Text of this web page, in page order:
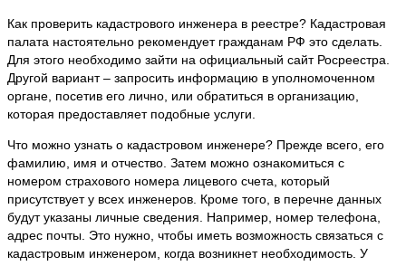
Как проверить кадастрового инженера в реестре? Кадастровая
палата настоятельно рекомендует гражданам РФ это сделать.
Для этого необходимо зайти на официальный сайт Росреестра.
Другой вариант – запросить информацию в уполномоченном
органе, посетив его лично, или обратиться в организацию,
которая предоставляет подобные услуги.
Что можно узнать о кадастровом инженере? Прежде всего, его
фамилию, имя и отчество. Затем можно ознакомиться с
номером страхового номера лицевого счета, который
присутствует у всех инженеров. Кроме того, в перечне данных
будут указаны личные сведения. Например, номер телефона,
адрес почты. Это нужно, чтобы иметь возможность связаться с
кадастровым инженером, когда возникнет необходимость. У